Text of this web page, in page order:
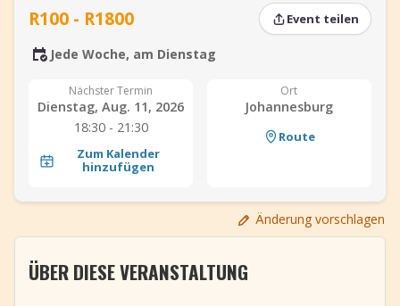
TuneTempo
Event hinzufügen
R100 - R1800 Event teilen
Jede Woche, am Dienstag
Nächster Termin
Dienstag, Aug. 11, 2026
18:30 - 21:30
Zum Kalender
hinzufügen
Ort
Johannesburg
Route
Änderung vorschlagen
ÜBER DIESE VERANSTALTUNG